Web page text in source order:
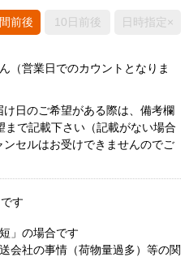
前後 10日前後 日時指定×
（営業日でのカウントとなりま
日のご希望がある際は、備考欄
で記載下さい（記載がない場合
セルはお受けできませんのでご
です
」の場合です
会社の事情（荷物量過多）等の関